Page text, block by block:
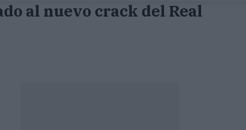
al nuevo crack del Real